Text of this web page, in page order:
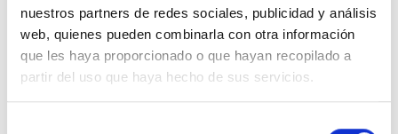
nuestros partners de redes sociales, publicidad y análisis
web, quienes pueden combinarla con otra información
que les haya proporcionado o que hayan recopilado a
partir del uso que haya hecho de sus servicios.